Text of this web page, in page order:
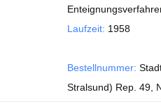
Laufzeit: 1958
Bestellnummer:
Stralsund) Rep. 49,